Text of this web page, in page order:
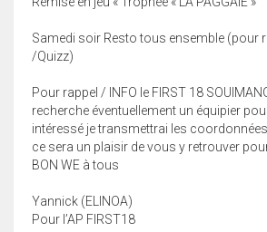
Samedi soir Resto tous ensemble (pour
/Quizz)
Pour rappel / INFO le FIRST 18
recherche éventuellement un équipier
intéressé je transmettrai les
ce sera un plaisir de vous y retrouver
BON WE à tous
Yannick (ELINOA)
Pour l’AP FIRST18